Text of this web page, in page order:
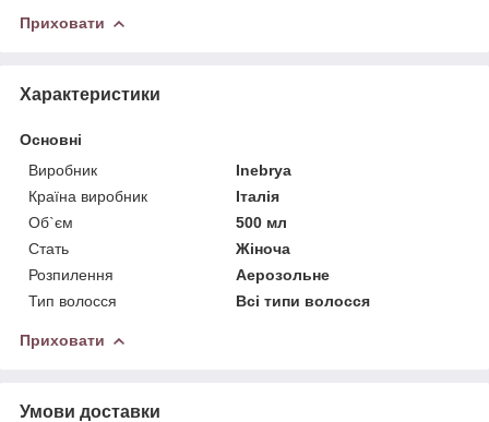
Приховати
Характеристики
Основні
Виробник
Inebrya
Країна виробник
Італія
Об`єм
500 мл
Стать
Жіноча
Розпилення
Аерозольне
Тип волосся
Всі типи волосся
Приховати
Умови доставки